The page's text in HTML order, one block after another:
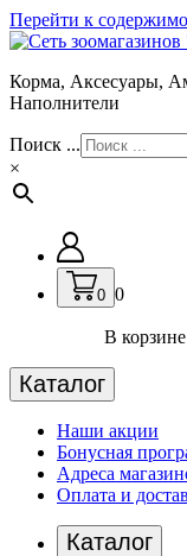
Перейти к
Корма, Аксесуары,
Наполнители
Поиск ...
×
0 0
В
Каталог
Наши акции
Бонусная
Адреса
Оплата и
Каталог